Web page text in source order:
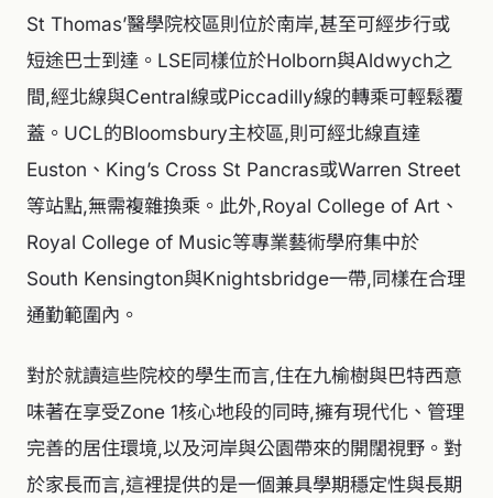
St Thomas’醫學院校區則位於南岸,甚至可經步行或
短途巴士到達。LSE同樣位於Holborn與Aldwych之
間,經北線與Central線或Piccadilly線的轉乘可輕鬆覆
蓋。UCL的Bloomsbury主校區,則可經北線直達
Euston、King’s Cross St Pancras或Warren Street
等站點,無需複雜換乘。此外,Royal College of Art、
Royal College of Music等專業藝術學府集中於
South Kensington與Knightsbridge一帶,同樣在合理
通勤範圍內。
對於就讀這些院校的學生而言,住在九榆樹與巴特西意
味著在享受Zone 1核心地段的同時,擁有現代化、管理
完善的居住環境,以及河岸與公園帶來的開闊視野。對
於家長而言,這裡提供的是一個兼具學期穩定性與長期